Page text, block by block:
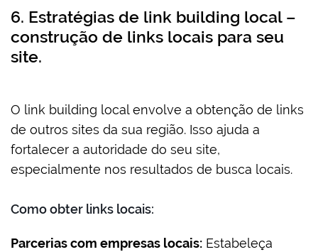
6. Estratégias de link building local –
construção de links locais para seu
site.
O link building local envolve a obtenção de links
de outros sites da sua região. Isso ajuda a
fortalecer a autoridade do seu site,
especialmente nos resultados de busca locais.
Como obter links locais:
Parcerias com empresas locais: Estabeleça